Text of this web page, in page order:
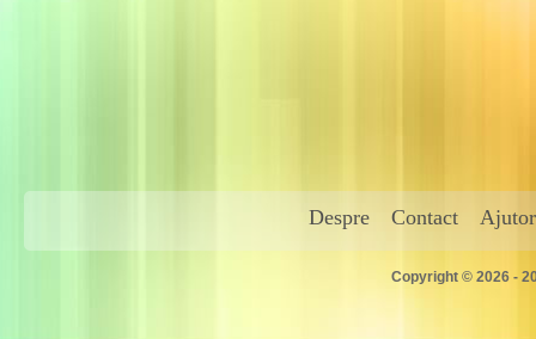
Despre Contact Ajutor
Copyright © 2026 -